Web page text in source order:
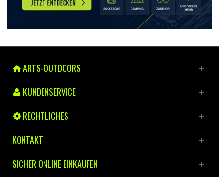
ARTS-OUTDOORS
KUNDENSERVICE
RECHTLICHES
KONTAKT
SICHER ONLINE EINKAUFEN